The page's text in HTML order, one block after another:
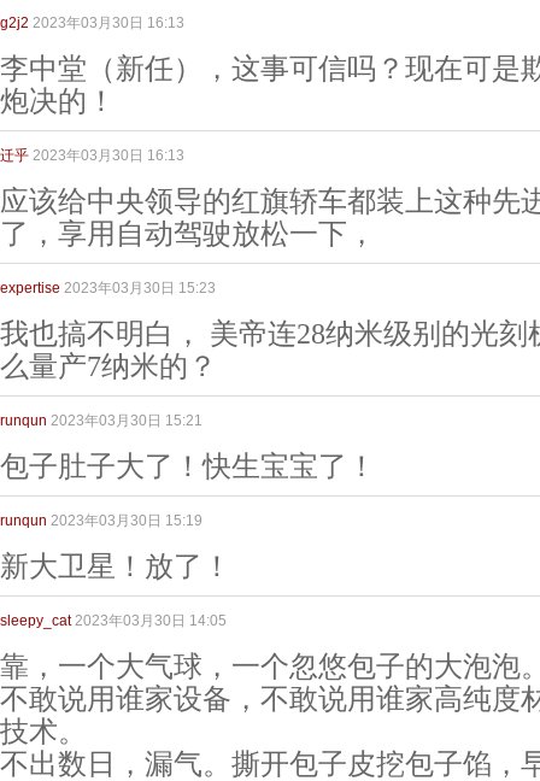
g2j2 2023年03月30日 16:13
李中堂（新任），这事可信吗？现在可是
炮决的！
迁乎 2023年03月30日 16:13
应该给中央领导的红旗轿车都装上这种先
了，享用自动驾驶放松一下，
expertise 2023年03月30日 15:23
我也搞不明白， 美帝连28纳米级别的光
么量产7纳米的？
runqun 2023年03月30日 15:21
包子肚子大了！快生宝宝了！
runqun 2023年03月30日 15:19
新大卫星！放了！
sleepy_cat 2023年03月30日 14:05
靠，一个大气球，一个忽悠包子的大泡泡
不敢说用谁家设备，不敢说用谁家高纯度
技术。
不出数日，漏气。撕开包子皮挖包子馅，